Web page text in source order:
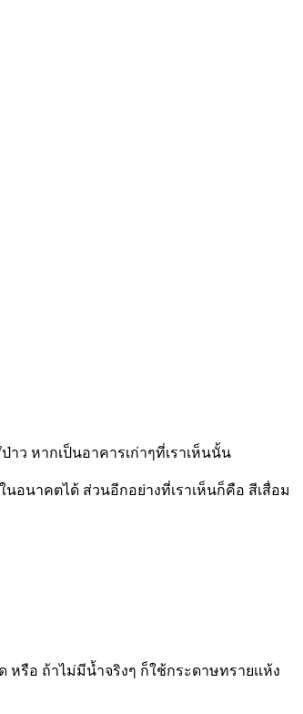
ว หากเป็นอาคารเก่าๆที่เราเห็นนั้น
นอนาคตได้ ส่วนอีกอย่างที่เราเห็นก็คือ สีเสื่อม
รือ ถ้าไม่มีน้ำจริงๆ ก็ใช้กระดาษทรายเเห้ง